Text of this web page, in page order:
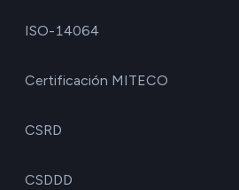
ISO-14064
Certificación MITECO
CSRD
CSDDD